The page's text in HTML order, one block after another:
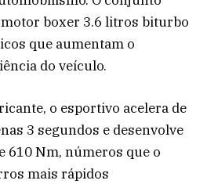
boxer 3.6 litros biturbo
que aumentam o
do veículo.
o esportivo acelera de
3 segundos e desenvolve
610 Nm, números que o
mais rápidos